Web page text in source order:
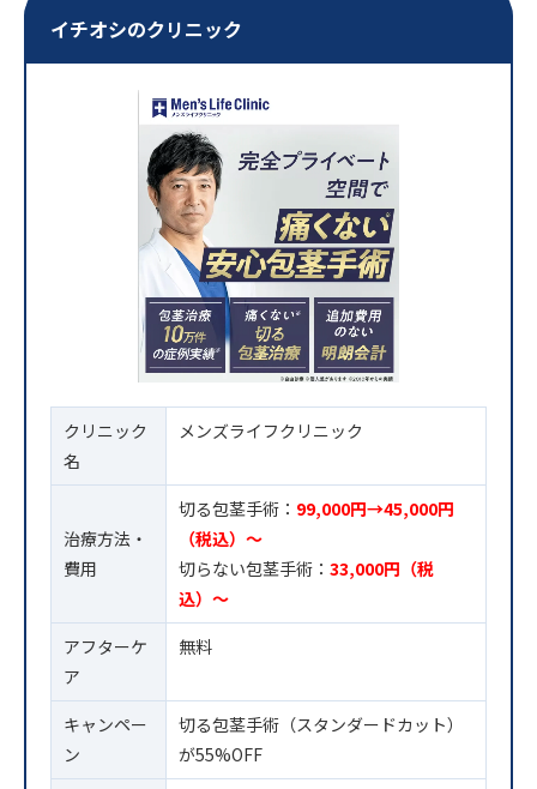
イチオシのクリニック
クリニック
名
メンズライフクリニック
治療方法・
費用
切る包茎手術： 99,000円→45,000円
（税込）〜
切らない包茎手術： 33,000円（税
込）〜
アフターケ
ア
無料
キャンペー
ン
切る包茎手術（スタンダードカット）
が55%OFF